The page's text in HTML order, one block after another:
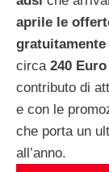
aprile le
gratuitamente
circa 240 Euro
contributo di
e con le
che porta un
all’anno.